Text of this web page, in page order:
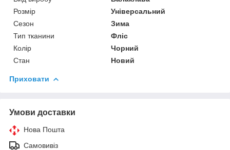
Розмір
Універсальний
Сезон
Зима
Тип тканини
Фліс
Колір
Чорний
Стан
Новий
Приховати
Умови доставки
Нова Пошта
Самовивіз